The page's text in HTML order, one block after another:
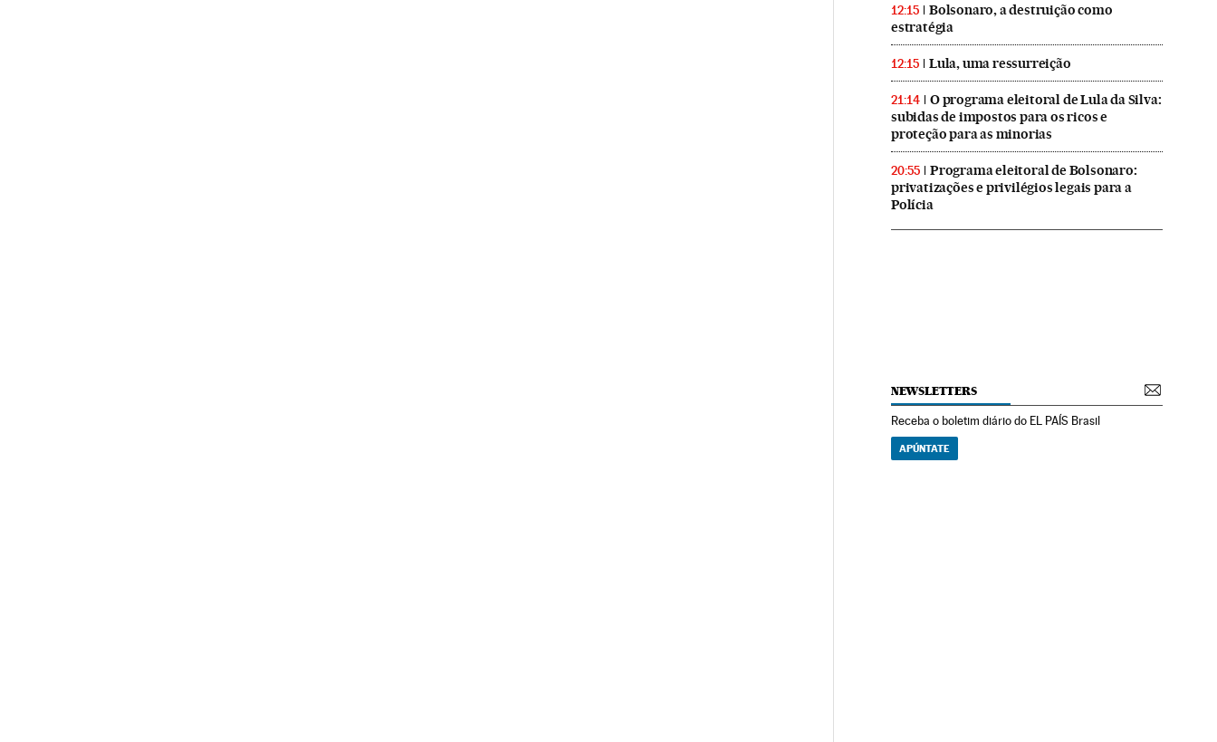
12:15
Bolsonaro, a destruição como
estratégia
12:15 Lula, uma ressurreição
21:14
O programa eleitoral de Lula da Silva:
subidas de impostos para os ricos e
proteção para as minorias
20:55
Programa eleitoral de Bolsonaro:
privatizações e privilégios legais para a
Polícia
NEWSLETTERS
Receba o boletim diário do EL PAÍS Brasil
APÚNTATE